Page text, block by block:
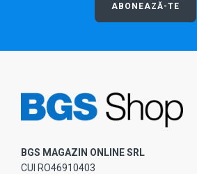
ABONEAZĂ-TE
BGS MAGAZIN ONLINE SRL
CUI RO46910403